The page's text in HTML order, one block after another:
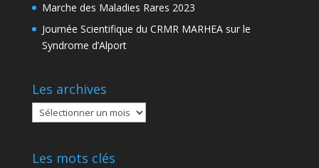
Marche des Maladies Rares 2023
Journée Scientifique du CRMR MARHEA sur le
Syndrome d’Alport
Les archives
Les
archives
Les mots clés